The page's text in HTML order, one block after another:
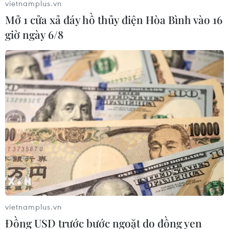
Quảng Ninh: Tiêu hủy 2,8 tấn thực phẩm
không rõ nguồn gốc
06/12/2016 02:34
Công an huyện Hải Hà (Quảng Ninh) phối hợp với các
lực lượng chức năng tiến hành tiêu hủy 2,8 tấn thực
phẩm không rõ nguồn gốc xuất xứ, không đảm bảo vệ
sinh an toàn thực phẩm.
vietnamplus.vn
Mở 1 cửa xả đáy hồ thủy điện Hòa Bình vào 16
giờ ngày 6/8
vietnamplus.vn
Đồng USD trước bước ngoặt do đồng yen